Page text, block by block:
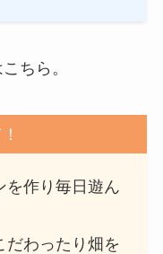
ちら。
を作り毎日遊ん
だわったり畑を